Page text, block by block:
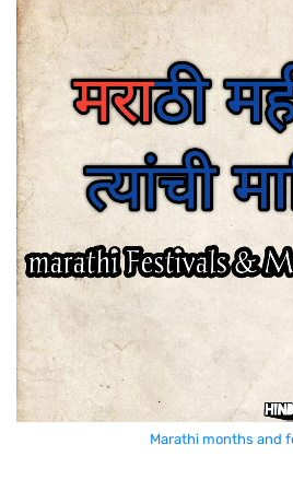
Marathi months and